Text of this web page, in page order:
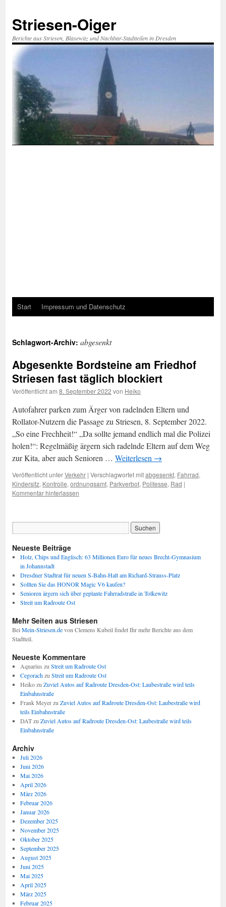
springen
Striesen-Oiger
Berichte aus Striesen, Blasewitz und Nachbar-Stadtteilen in Dresden
Start Impressum und Datenschutz
Schlagwort-Archiv: abgesenkt
Abgesenkte Bordsteine am Friedhof
Striesen fast täglich blockiert
Veröffentlicht am 8. September 2022 von Heiko
Autofahrer parken zum Ärger von radelnden Eltern und
Rollator-Nutzern die Passage zu Striesen, 8. September 2022.
„So eine Frechheit!“ „Da sollte jemand endlich mal die Polizei
holen!“: Regelmäßig ärgern sich radelnde Eltern auf dem Weg
zur Kita, aber auch Senioren … Weiterlesen →
Veröffentlicht unterVerkehr | Verschlagwortet mitabgesenkt, Fahrrad,
Kindersitz, Kontrolle, ordnungsamt, Parkverbot, Politesse, Rad |
Kommentar hinterlassen
Neueste Beiträge
Holz, Chips und Englisch: 63 Millionen Euro für neues Brecht-Gymnasium
in Johannstadt
Dresdner Stadtrat für neuen S-Bahn-Halt am Richard-Strauss-Platz
Sollten Sie das HONOR Magic V6 kaufen?
Senioren ärgern sich über geplante Fahrradstraße in Tolkewitz
Streit um Radroute Ost
Mehr Seiten aus Striesen
Bei Mein-Striesen.devon Clemens Kubeil findet Ihr mehr Berichte aus dem
Stadtteil.
Neueste Kommentare
Aquarius zu Streit um Radroute Ost
Cegorachzu Streit um Radroute Ost
Heikozu Zuviel Autos auf Radroute Dresden-Ost: Laubestraße wird teils
Einbahnstraße
Frank Meyerzu Zuviel Autos auf Radroute Dresden-Ost: Laubestraße wird
teils Einbahnstraße
DATzu Zuviel Autos auf Radroute Dresden-Ost: Laubestraße wird teils
Einbahnstraße
Archiv
Juli 2026
Juni 2026
Mai 2026
April 2026
März 2026
Februar 2026
Januar 2026
Dezember 2025
November 2025
Oktober 2025
September 2025
August 2025
Juni 2025
Mai 2025
April 2025
März 2025
Februar 2025